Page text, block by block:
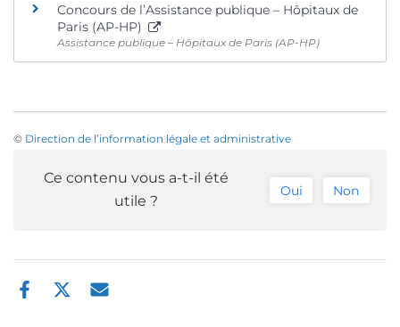
Concours de l’Assistance publique – Hôpitaux de
Paris (AP-HP)
Assistance publique – Hôpitaux de Paris (AP-HP)
© Direction de l’information légale et administrative
Ce contenu vous a-t-il été
utile ?
Oui Non